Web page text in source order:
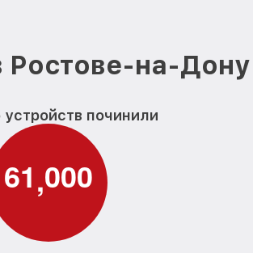
Ростове-на-
устройств починили
61,000